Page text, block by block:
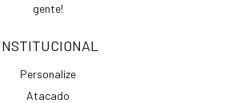
gente!
Personalize
Atacado